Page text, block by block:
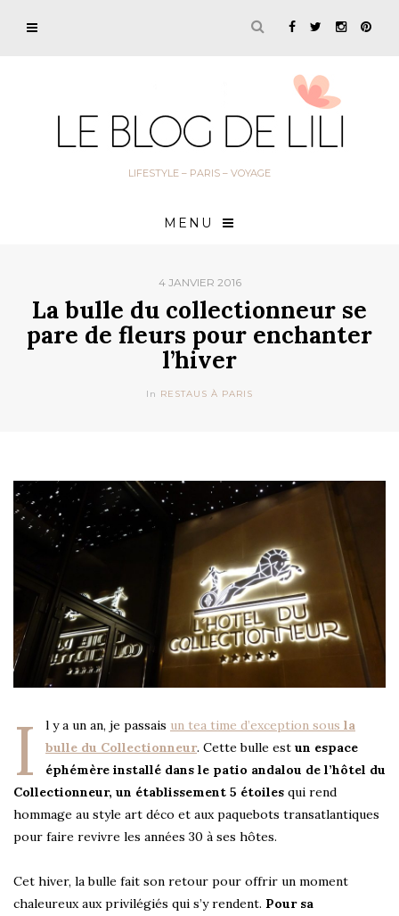
LIFESTYLE – PARIS – VOYAGE
MENU
4 JANVIER 2016
La bulle du collectionneur se
pare de fleurs pour enchanter
l’hiver
In RESTAUS À PARIS
I l y a un an, je passais un tea time d’exception sous la
bulle du Collectionneur. Cette bulle est un espace
éphémère installé dans le patio andalou de l’hôtel du
Collectionneur, un établissement 5 étoiles qui rend
hommage au style art déco et aux paquebots transatlantiques
pour faire revivre les années 30 à ses hôtes.
Cet hiver, la bulle fait son retour pour offrir un moment
chaleureux aux privilégiés qui s’y rendent. Pour sa